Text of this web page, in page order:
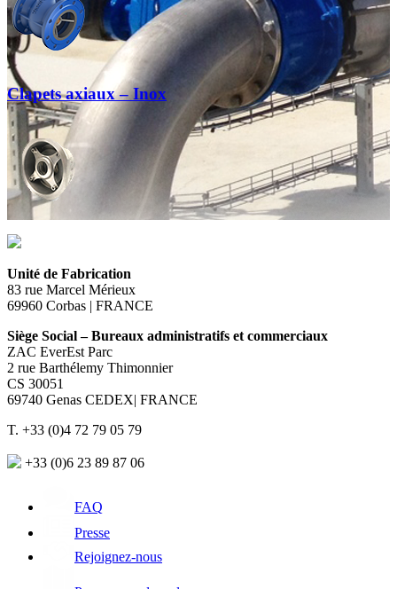
Clapets axiaux – Inox
Unité de Fabrication
83 rue Marcel Mérieux
69960 Corbas | FRANCE
Siège Social – Bureaux administratifs et commerciaux
ZAC EverEst Parc
2 rue Barthélemy Thimonnier
CS 30051
69740 Genas CEDEX| FRANCE
T. +33 (0)4 72 79 05 79
+33 (0)6 23 89 87 06
FAQ
Presse
Rejoignez-nous